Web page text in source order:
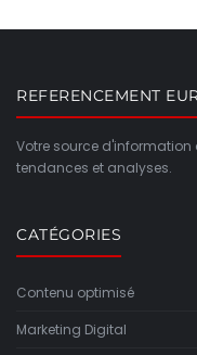
REFERENCEMENT
Votre source
tendances et analyses.
CATÉGORIES
Contenu optimisé
Marketing Digital